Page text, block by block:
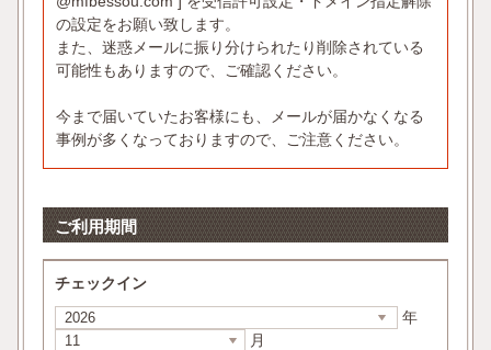
の設定をお願い致します。
また、迷惑メールに振り分けられたり削除されている
可能性もありますので、ご確認ください。
今まで届いていたお客様にも、メールが届かなくなる
事例が多くなっておりますので、ご注意ください。
ご利用期間
チェックイン
年
月